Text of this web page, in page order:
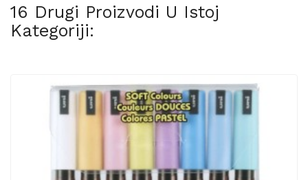
16 Drugi Proizvodi U Istoj
Kategoriji: